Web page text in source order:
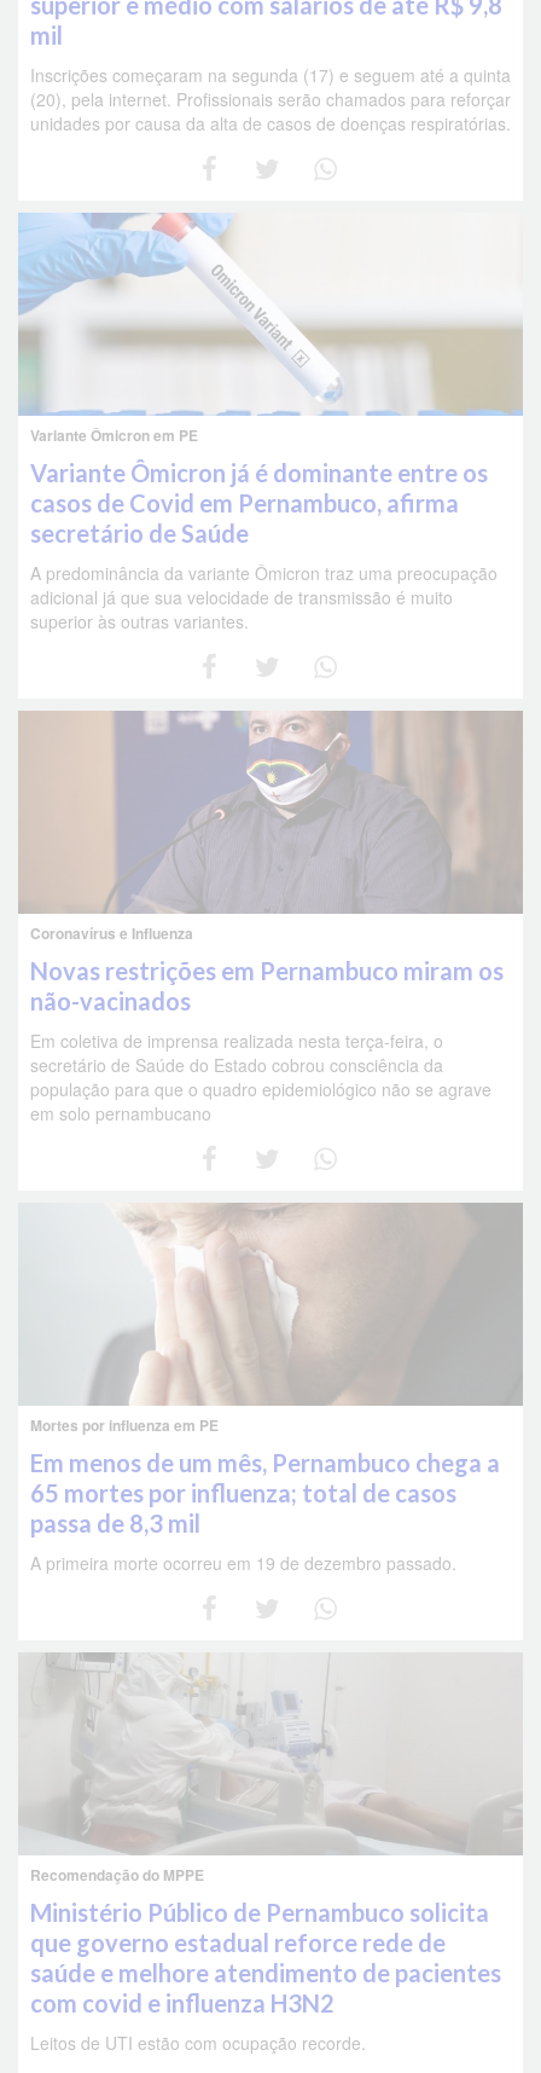
mil
Inscrições começaram na segunda (17) e seguem até a quinta
(20), pela internet. Profissionais serão chamados para reforçar
unidades por causa da alta de casos de doenças respiratórias.
Variante Ômicron em PE
Variante Ômicron já é dominante entre os
casos de Covid em Pernambuco, afirma
secretário de Saúde
A predominância da variante Ômicron traz uma preocupação
adicional já que sua velocidade de transmissão é muito
superior às outras variantes.
Coronavírus e Influenza
Novas restrições em Pernambuco miram os
não-vacinados
Em coletiva de imprensa realizada nesta terça-feira, o
secretário de Saúde do Estado cobrou consciência da
população para que o quadro epidemiológico não se agrave
em solo pernambucano
Mortes por influenza em PE
Em menos de um mês, Pernambuco chega a
65 mortes por influenza; total de casos
passa de 8,3 mil
A primeira morte ocorreu em 19 de dezembro passado.
Recomendação do MPPE
Ministério Público de Pernambuco solicita
que governo estadual reforce rede de
saúde e melhore atendimento de pacientes
com covid e influenza H3N2
Leitos de UTI estão com ocupação recorde.